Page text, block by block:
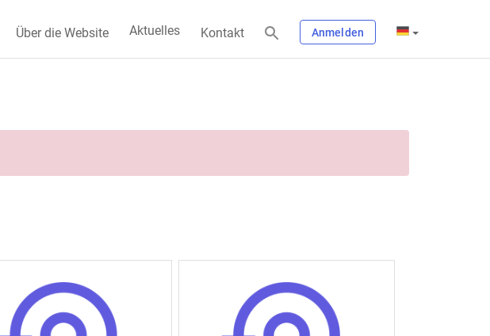
Über die Website Aktuelles Kontakt Anmelden